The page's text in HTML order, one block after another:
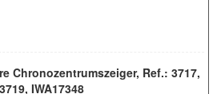
Chronozentrumszeiger, Ref.: 3717,
3719, IWA17348